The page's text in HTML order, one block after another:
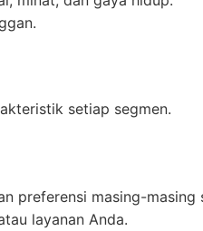
setiap segmen.
preferensi masing-masing
layanan Anda.